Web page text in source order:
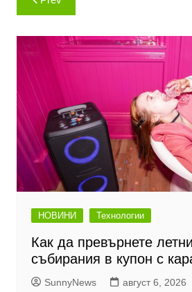
НОВИНИ Технологии
Как да превърнете
събирания в купон с
SunnyNews август 6, 2026